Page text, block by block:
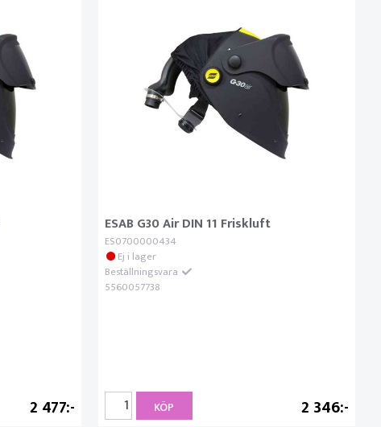
2 477
ESAB G30 Air DIN 11 Friskluft
ES0700000434
Ej i lager
Beställningsvara
5560057738
2 346
KÖP